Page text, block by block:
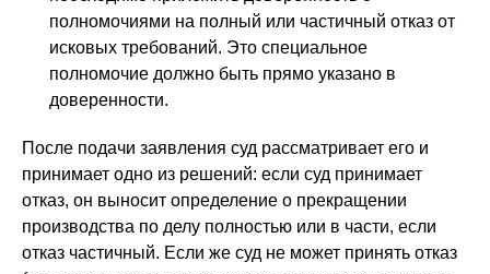
полномочиями на полный или частичный отказ от
исковых требований. Это специальное
полномочие должно быть прямо указано в
доверенности.
После подачи заявления суд рассматривает его и
принимает одно из решений: если суд принимает
отказ, он выносит определение о прекращении
производства по делу полностью или в части, если
отказ частичный. Если же суд не может принять отказ